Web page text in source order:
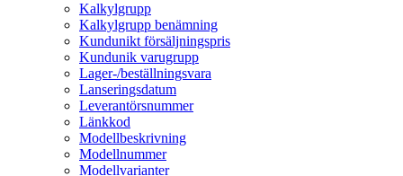
Kalkylgrupp
Kalkylgrupp benämning
Kundunikt försäljningspris
Kundunik varugrupp
Lager-/beställningsvara
Lanseringsdatum
Leverantörsnummer
Länkkod
Modellbeskrivning
Modellnummer
Modellvarianter